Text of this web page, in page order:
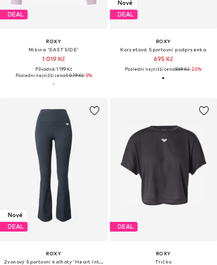
DEAL
ROXY
Mikina 'EASTSIDE'
1 019 Kč
Původně: 1 199 Kč
Poslední nejnižší cena:1 079 Kč-5%
Nové
DEAL
ROXY
Korzetová Sportovní podprsenka
695 Kč
Poslední nejnižší cena:869 Kč-20%
Nové
DEAL
ROXY
Zvonový Sportovní kalhoty 'Heart Into'
DEAL
ROXY
Tričko